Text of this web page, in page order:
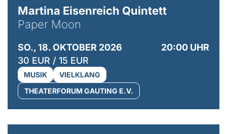
Martina Eisenreich Quintett
Paper Moon
SO., 18. OKTOBER 2026
20:00 UHR
30 EUR / 15 EUR
MUSIK
VIELKLANG
THEATERFORUM GAUTING E.V.